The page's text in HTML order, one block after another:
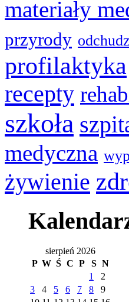
materiały
przyrody
profilaktyka
recepty
szkoła
medyczna
żywienie
sierpień 2026
P W Ś C P S N
1
2
3
4 5 6 7 8
9